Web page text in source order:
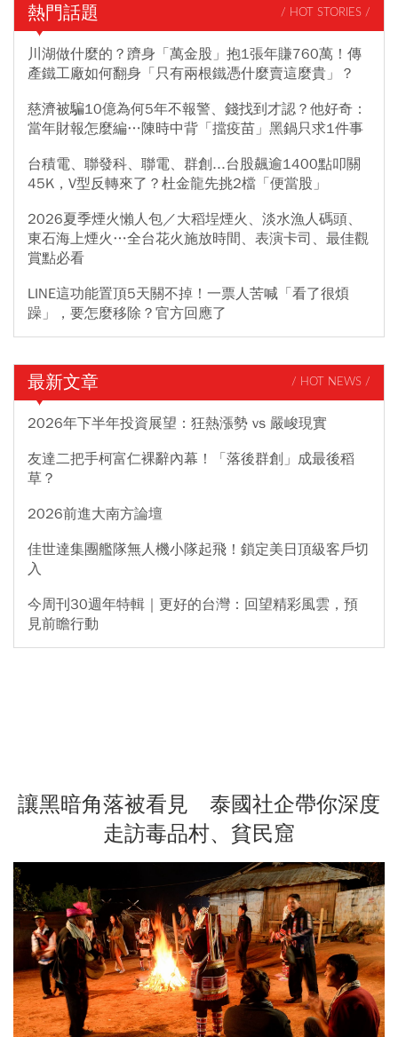
熱門話題 / HOT STORIES /
川湖做什麼的？躋身「萬金股」抱1張年賺760萬！傳
產鐵工廠如何翻身「只有兩根鐵憑什麼賣這麼貴」？
慈濟被騙10億為何5年不報警、錢找到才認？他好奇：
當年財報怎麼編…陳時中背「擋疫苗」黑鍋只求1件事
台積電、聯發科、聯電、群創...台股飆逾1400點叩關
45K，V型反轉來了？杜金龍先挑2檔「便當股」
2026夏季煙火懶人包／大稻埕煙火、淡水漁人碼頭、
東石海上煙火…全台花火施放時間、表演卡司、最佳觀
賞點必看
LINE這功能置頂5天關不掉！一票人苦喊「看了很煩
躁」，要怎麼移除？官方回應了
最新文章 / HOT NEWS /
2026年下半年投資展望：狂熱漲勢 vs 嚴峻現實
友達二把手柯富仁裸辭內幕！「落後群創」成最後稻
草？
2026前進大南方論壇
佳世達集團艦隊無人機小隊起飛！鎖定美日頂級客戶切
入
今周刊30週年特輯｜更好的台灣：回望精彩風雲，預
見前瞻行動
讓黑暗角落被看見 泰國社企帶你深度
走訪毒品村、貧民窟